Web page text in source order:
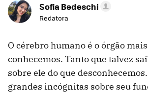
Sofia Bedeschi
Redatora
O cérebro humano é o órgão
conhecemos. Tanto que talvez
sobre ele do que
grandes incógnitas sobre seu